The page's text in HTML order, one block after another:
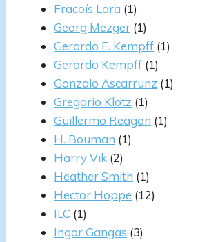
Fracoís Lara (1)
Georg Mezger (1)
Gerardo F. Kempff (1)
Gerardo Kempff (1)
Gonzalo Ascarrunz (1)
Gregorio Klotz (1)
Guillermo Reagan (1)
H. Bouman (1)
Harry Vik (2)
Heather Smith (1)
Hector Hoppe (12)
ILC (1)
Ingar Gangas (3)